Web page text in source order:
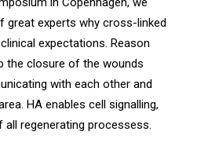
great experts why cross-linked
expectations. Reason
the closure of the wounds
with each other and
HA enables cell signalling,
regenerating processess.